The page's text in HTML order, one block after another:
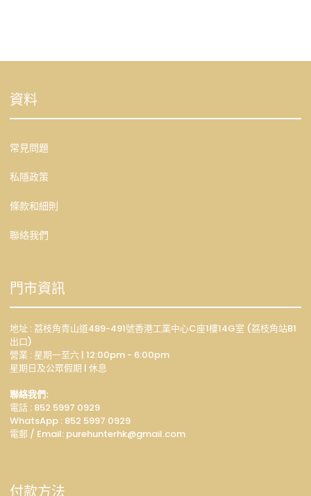
資料
常見問題
私隱政策
條款和細則
聯絡我們
門市資訊
地址 : 荔枝角青山道489-491號香港工業中心C座1樓14G室 (荔枝角站B1
出口)
營業 : 星期一至六 | 12:00pm - 6:00pm
星期日及公眾假期 | 休息
聯絡我們:
電話 : 852 5997 0929
WhatsApp : 852 5997 0929
電郵 / Email: purehunterhk@gmail.com
付款方法